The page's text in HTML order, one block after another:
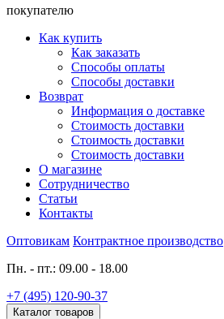
покупателю
Как купить
Как заказать
Способы оплаты
Способы доставки
Возврат
Информация о доставке
Стоимость доставки
Стоимость доставки
Стоимость доставки
О магазине
Сотрудничество
Статьи
Контакты
Оптовикам Контрактное производство
Пн. - пт.: 09.00 - 18.00
+7 (495) 120-90-37
Каталог товаров